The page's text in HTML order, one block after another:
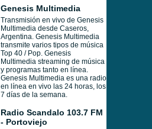
Genesis Multimedia
Transmisión en vivo de Genesis
Multimedia desde Caseros,
Argentina. Genesis Multimedia
transmite varios tipos de música
Top 40 / Pop. Genesis
Multimedia streaming de música
y programas tanto en línea.
Genesis Multimedia es una radio
en línea en vivo las 24 horas, los
7 días de la semana.
Radio Scandalo 103.7 FM
- Portoviejo